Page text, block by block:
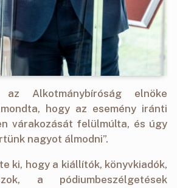
az Alkotmánybíróság elnöke
hogy az esemény iránti
várakozását felülmúlta, és úgy
nagyot álmodni”.
ki, hogy a kiállítók, könyvkiadók,
a pódiumbeszélgetések